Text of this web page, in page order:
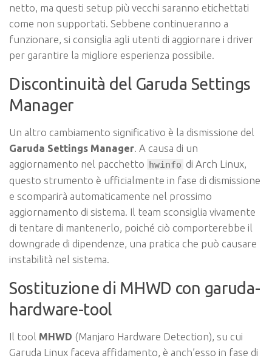
netto, ma questi setup più vecchi saranno etichettati
come non supportati. Sebbene continueranno a
funzionare, si consiglia agli utenti di aggiornare i driver
per garantire la migliore esperienza possibile.
Discontinuità del Garuda Settings
Manager
Un altro cambiamento significativo è la dismissione del
Garuda Settings Manager. A causa di un
aggiornamento nel pacchetto hwinfo di Arch Linux,
questo strumento è ufficialmente in fase di dismissione
e scomparirà automaticamente nel prossimo
aggiornamento di sistema. Il team sconsiglia vivamente
di tentare di mantenerlo, poiché ciò comporterebbe il
downgrade di dipendenze, una pratica che può causare
instabilità nel sistema.
Sostituzione di MHWD con garuda-
hardware-tool
Il tool MHWD (Manjaro Hardware Detection), su cui
Garuda Linux faceva affidamento, è anch’esso in fase di